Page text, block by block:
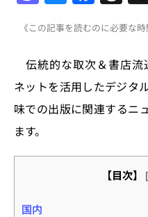
a
st
o
d
o
u
e
s
k
y
a
c
e
b
o
k
h
re
a
d
s
《この記事を読むのに必要な
伝統的な取次＆書店流
ネットを活用したデジタ
味での出版に関連するニ
ます。
【目次】 [
国内